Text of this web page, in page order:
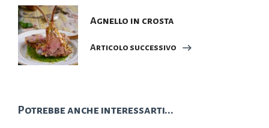
Agnello in crosta
Articolo successivo
Potrebbe anche interessarti...